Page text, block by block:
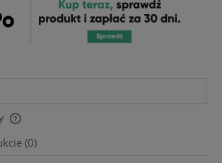
ewentualnych kosztów płatności
(0)